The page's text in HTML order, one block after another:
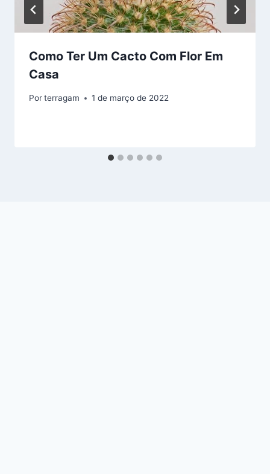
Como Ter Um Cacto Com Flor Em
Casa
Porterragam 1 de março de 2022